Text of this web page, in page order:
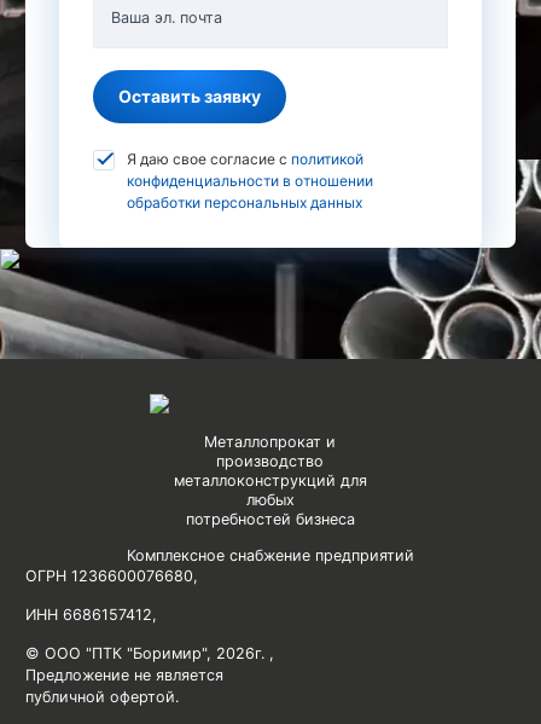
Ваша эл. почта
Оставить заявку
Я даю свое согласие с политикой
конфиденциальности в отношении
обработки персональных данных
Металлопрокат и
производство
металлоконструкций для
любых
потребностей бизнеса
Комплексное снабжение предприятий
ОГРН 1236600076680,
ИНН 6686157412,
© ООО "ПТК "Боримир", 2026г. ,
Предложение не является
публичной офертой.